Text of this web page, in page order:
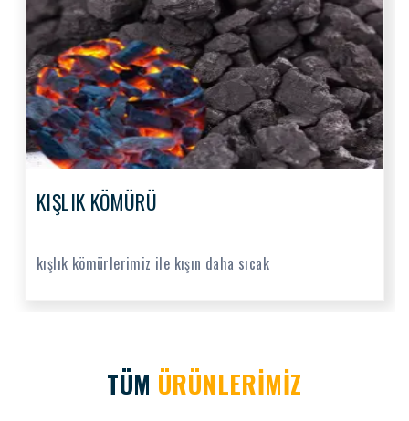
KIŞLIK KÖMÜRÜ
kışlık kömürlerimiz ile kışın daha sıcak
TÜM ÜRÜNLERİMİZ